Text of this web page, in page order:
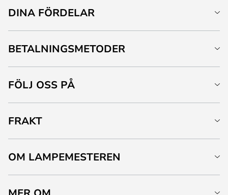
DINA FÖRDELAR
BETALNINGSMETODER
FÖLJ OSS PÅ
FRAKT
OM LAMPEMESTEREN